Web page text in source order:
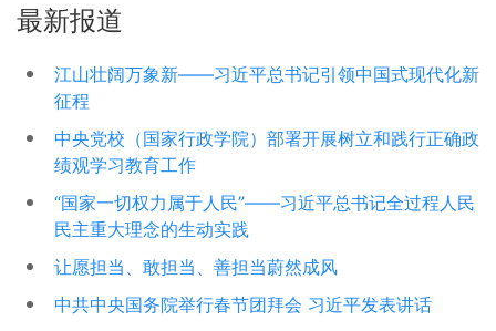
最新报道
江山壮阔万象新——习近平总书记引领中国式现代化新
征程
中央党校（国家行政学院）部署开展树立和践行正确政
绩观学习教育工作
“国家一切权力属于人民”——习近平总书记全过程人民
民主重大理念的生动实践
让愿担当、敢担当、善担当蔚然成风
中共中央国务院举行春节团拜会 习近平发表讲话